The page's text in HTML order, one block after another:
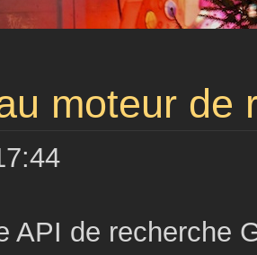
moteur de
API de recherche